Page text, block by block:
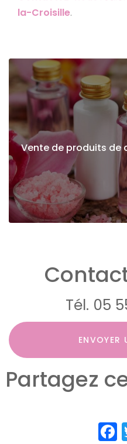
la-Croisille.
Vente de produits de
Tél. 05
ENVOYER
Partagez